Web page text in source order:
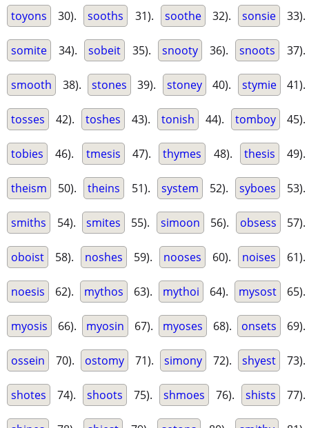
toyons 30). sooths 31). soothe 32). sonsie 33).
somite 34). sobeit 35). snooty 36). snoots 37).
smooth 38). stones 39). stoney 40). stymie 41).
tosses 42). toshes 43). tonish 44). tomboy 45).
tobies 46). tmesis 47). thymes 48). thesis 49).
theism 50). theins 51). system 52). syboes 53).
smiths 54). smites 55). simoon 56). obsess 57).
oboist 58). noshes 59). nooses 60). noises 61).
noesis 62). mythos 63). mythoi 64). mysost 65).
myosis 66). myosin 67). myoses 68). onsets 69).
ossein 70). ostomy 71). simony 72). shyest 73).
shotes 74). shoots 75). shmoes 76). shists 77).